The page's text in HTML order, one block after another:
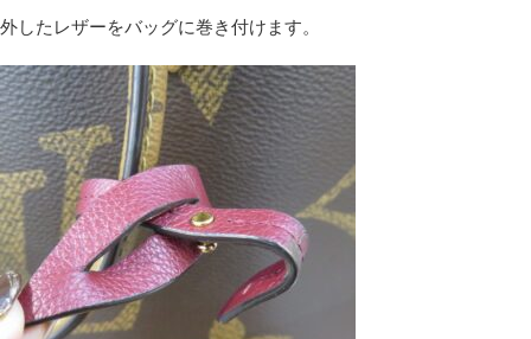
外したレザーをバッグに巻き付けます。